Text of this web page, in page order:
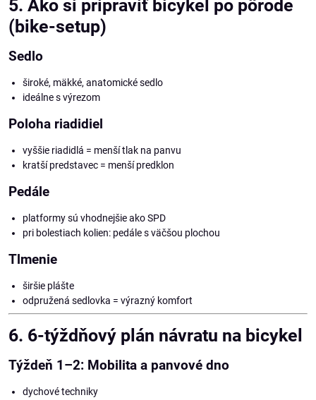
5. Ako si pripraviť bicykel po pôrode
(bike-setup)
Sedlo
široké, mäkké, anatomické sedlo
ideálne s výrezom
Poloha riadidiel
vyššie riadidlá = menší tlak na panvu
kratší predstavec = menší predklon
Pedále
platformy sú vhodnejšie ako SPD
pri bolestiach kolien: pedále s väčšou plochou
Tlmenie
širšie plášte
odpružená sedlovka = výrazný komfort
6. 6-týždňový plán návratu na bicykel
Týždeň 1–2: Mobilita a panvové dno
dychové techniky